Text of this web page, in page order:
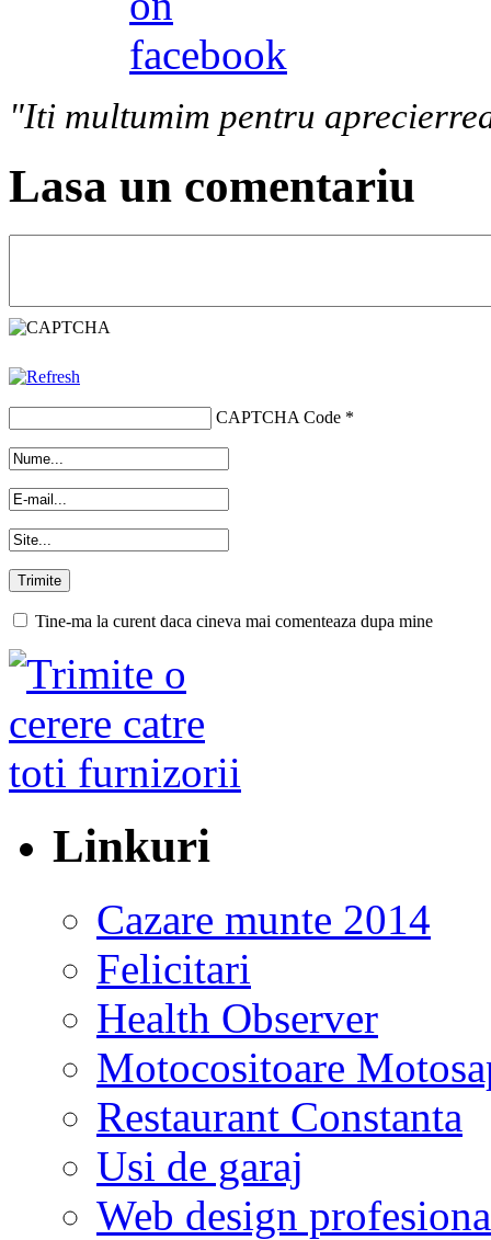
"Iti multumim pentru
Lasa un comentariu
CAPTCHA Code *
Tine-ma la curent daca cineva mai comenteaza dupa mine
Linkuri
Cazare munte 2014
Felicitari
Health Observer
Motocositoare
Restaurant Constanta
Usi de garaj
Web design